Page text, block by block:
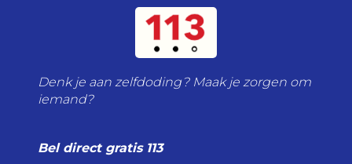
Denk je aan zelfdoding? Maak je zorgen om
iemand?
Bel direct gratis 113